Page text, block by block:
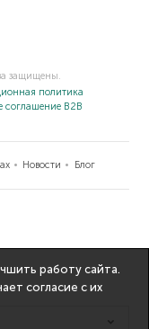
защищены.
политика
соглашение B2B
Новости Блог
работу сайта.
согласие с их